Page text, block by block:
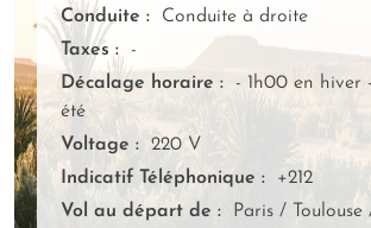
Conduite :
Conduite à droite
Taxes :
-
Décalage horaire :
- 1h00 en hiver
été
Voltage :
220 V
Indicatif Téléphonique :
+212
Vol au départ de :
Paris /